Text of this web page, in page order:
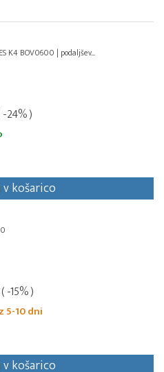
K4 BOV0600 | podaljšev...
24% )
košarico
( -15% )
5-10 dni
košarico